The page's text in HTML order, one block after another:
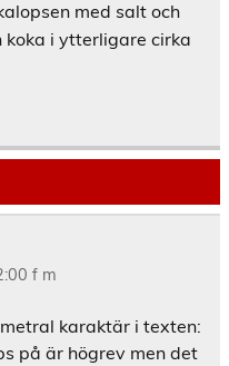
med salt och
i ytterligare cirka
f m
karaktär i texten:
på är högrev men det